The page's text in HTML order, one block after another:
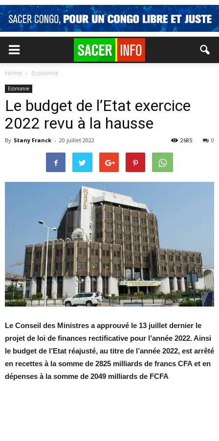
Home Economie
Economie
Le budget de l’Etat exercice
2022 revu à la hausse
By Stany Franck - 20 juillet 2022 0
2685
Le Conseil des Ministres a approuvé le 13 juillet dernier le
projet de loi de finances rectificative pour l’année 2022. Ainsi
le budget de l’Etat réajusté, au titre de l’année 2022, est arrêté
en recettes à la somme de 2825 milliards de francs CFA et en
dépenses à la somme de 2049 milliards de FCFA